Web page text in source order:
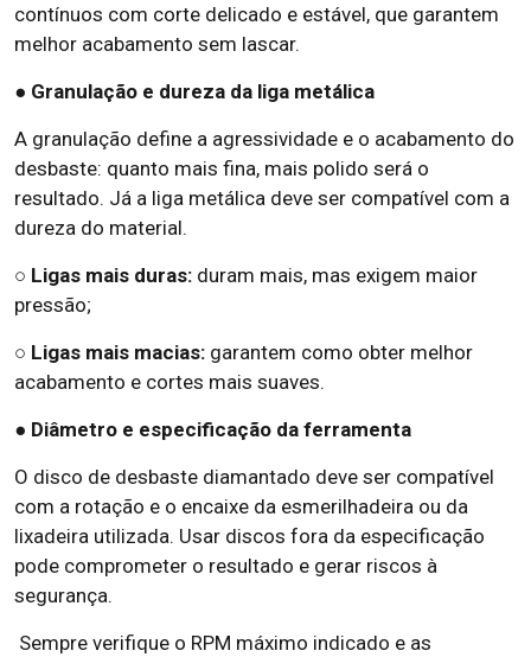
contínuos com corte delicado e estável, que garantem
melhor acabamento sem lascar.
● Granulação e dureza da liga metálica
A granulação define a agressividade e o acabamento do
desbaste: quanto mais fina, mais polido será o
resultado. Já a liga metálica deve ser compatível com a
dureza do material.
○ Ligas mais duras: duram mais, mas exigem maior
pressão;
○ Ligas mais macias: garantem como obter melhor
acabamento e cortes mais suaves.
● Diâmetro e especificação da ferramenta
O disco de desbaste diamantado deve ser compatível
com a rotação e o encaixe da esmerilhadeira ou da
lixadeira utilizada. Usar discos fora da especificação
pode comprometer o resultado e gerar riscos à
segurança.
Sempre verifique o RPM máximo indicado e as